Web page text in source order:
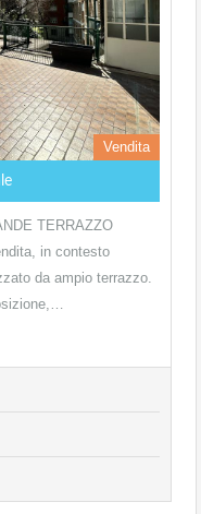
Vendita
TERRAZZO
in contesto
da ampio terrazzo.